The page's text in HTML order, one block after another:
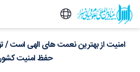
امنیت از بهترین نعمت های
ضرورت دعا برای حفظ امنیت
امنیت از بهترین نعمت های الهی است /
حفظ امنیت